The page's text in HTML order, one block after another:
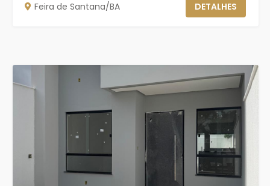
Feira de Santana/BA DETALHES